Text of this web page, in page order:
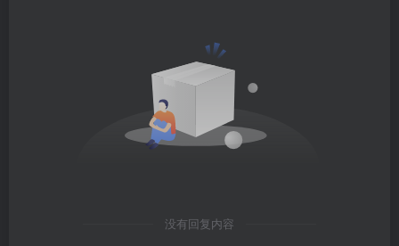
没有回复内容